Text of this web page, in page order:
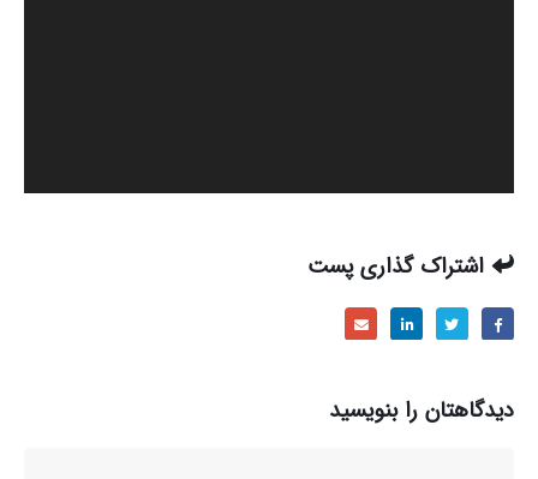
اشتراک گذاری پست
دیدگاهتان را بنویسید